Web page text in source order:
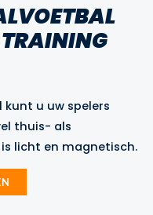
u uw spelers
thuis- als
licht en magnetisch.